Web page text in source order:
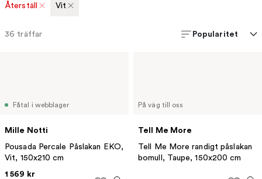
Återställ Vit
36 träffar Popularitet
Fåtal i webblager
Mille Notti
Pousada Percale Påslakan EKO,
Vit, 150x210 cm
1 569 kr
På väg till oss
Tell Me More
Tell Me More randigt påslakan
bomull, Taupe, 150x200 cm